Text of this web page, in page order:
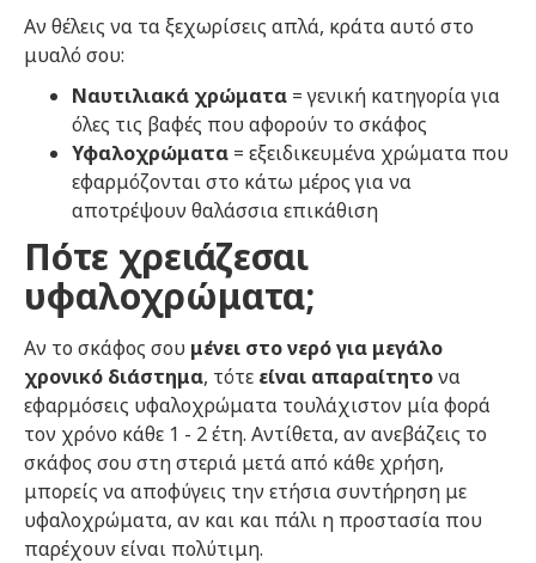
Αν θέλεις να τα ξεχωρίσεις απλά, κράτα αυτό στο
μυαλό σου:
Ναυτιλιακά χρώματα = γενική κατηγορία για
όλες τις βαφές που αφορούν το σκάφος
Υφαλοχρώματα = εξειδικευμένα χρώματα που
εφαρμόζονται στο κάτω μέρος για να
αποτρέψουν θαλάσσια επικάθιση
Πότε χρειάζεσαι
υφαλοχρώματα;
Αν το σκάφος σου μένει στο νερό για μεγάλο
χρονικό διάστημα, τότε είναι απαραίτητονα
εφαρμόσεις υφαλοχρώματα τουλάχιστον μία φορά
τον χρόνο κάθε 1 - 2 έτη. Αντίθετα, αν ανεβάζεις το
σκάφος σου στη στεριά μετά από κάθε χρήση,
μπορείς να αποφύγεις την ετήσια συντήρηση με
υφαλοχρώματα, αν και και πάλι η προστασία που
παρέχουν είναι πολύτιμη.